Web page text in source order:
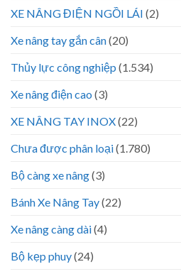
XE NÂNG ĐIỆN NGỒI LÁI (2)
Xe nâng tay gắn cân(20)
Thủy lực công nghiệp (1.534)
Xe nâng điện cao (3)
XE NÂNG TAY INOX(22)
Chưa được phân loại(1.780)
Bộ càng xe nâng(3)
Bánh Xe Nâng Tay(22)
Xe nâng càng dài(4)
Bộ kẹp phuy(24)